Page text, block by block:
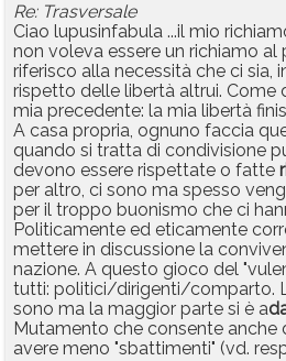
Re: Trasversale
Ciao lupusinfabula ...il mio
non voleva essere un richiamo al
riferisco alla necessità che ci sia,
rispetto delle libertà altrui. Come
mia precedente: la mia libertà
A casa propria, ognuno faccia
quando si tratta di condivisione
devono essere rispettate o fatte
per altro, ci sono ma spesso
per il troppo buonismo che ci
Politicamente ed eticamente
mettere in discussione la
nazione. A questo gioco del
tutti: politici/dirigenti/comparto.
sono ma la maggior parte si è a
Mutamento che consente anche
avere meno "sbattimenti" (vd.